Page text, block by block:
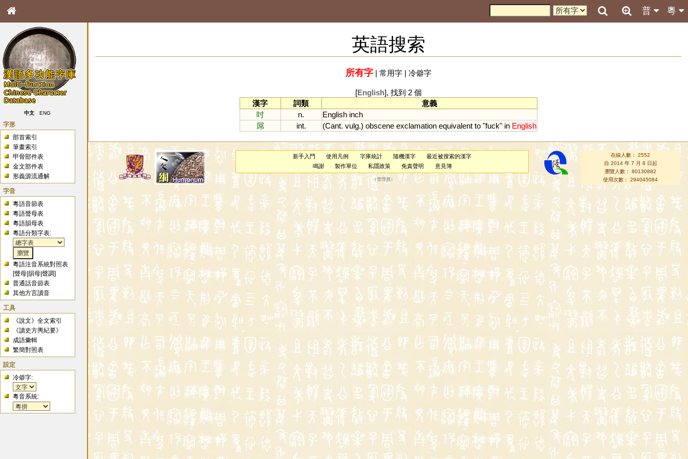
粵
普
中文 ENG
字形
部首索引
筆畫索引
甲骨部件表
金文部件表
形義源流通解
字音
粵語音節表
粵語聲母表
粵語韻母表
粵語分類字表:
粵語注音系統對照表
[聲母 |韻母 |聲調]
普通話音節表
其他方言讀音
工具
《說文》全文索引
《讀史方輿紀要》
成語彙輯
繁簡對照表
設定
冷僻字:
粵音系統:
英語搜索
所有字| 常用字| 冷僻字
[English], 找到 2 個
漢字
詞類
意義
吋
n. English inch
屌
int. (Cant. vulg.) obscene exclamation equivalent to"fuck" in English
新手入門 使用凡例 字庫統計 隨機漢字
最近被搜索的漢字
鳴謝
製作單位 私隱政策 免責聲明 意見簿
（管理員 ）
在線人數： 2552
自 2014 年 7 月 8 日起
瀏覽人數： 80130882
使用次數： 294045084